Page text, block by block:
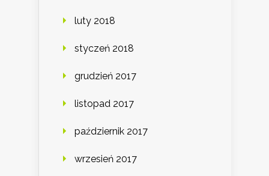
luty 2018
styczeń 2018
grudzień 2017
listopad 2017
październik 2017
wrzesień 2017